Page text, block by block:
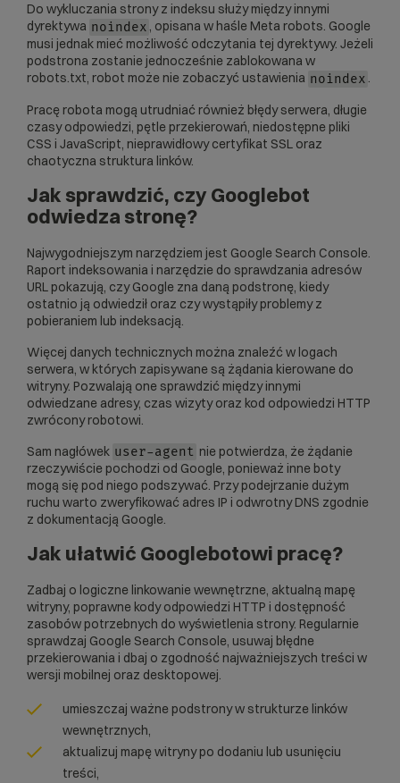
Do wykluczania strony z indeksu służy między innymi
dyrektywa noindex , opisana w haśle Meta robots. Google
musi jednak mieć możliwość odczytania tej dyrektywy. Jeżeli
podstrona zostanie jednocześnie zablokowana w
robots.txt, robot może nie zobaczyć ustawienia noindex .
Pracę robota mogą utrudniać również błędy serwera, długie
czasy odpowiedzi, pętle przekierowań, niedostępne pliki
CSS i JavaScript, nieprawidłowycertyfikat SSL oraz
chaotyczna struktura linków.
Jak sprawdzić, czy Googlebot
odwiedza stronę?
Najwygodniejszym narzędziem jest Google Search Console
Raport indeksowania i narzędzie do sprawdzania adresów
URL pokazują, czy Google zna daną podstronę, kiedy
ostatnio ją odwiedził oraz czy wystąpiły problemy z
pobieraniem lub indeksacją.
Więcej danych technicznych można znaleźć w logach
serwera, w których zapisywane są żądania kierowane do
witryny. Pozwalają one sprawdzić między innymi
odwiedzane adresy, czas wizyty oraz kod odpowiedzi HTTP
zwrócony robotowi.
Sam nagłówek user-agent nie potwierdza, że żądanie
rzeczywiście pochodzi od Google, ponieważ inne boty
mogą się pod niego podszywać. Przy podejrzanie dużym
ruchu warto zweryfikować adres IP i odwrotny DNS zgodnie
z dokumentacją Google.
Jak ułatwić Googlebotowi pracę?
Zadbaj o logiczne linkowanie wewnętrzne, aktualną mapę
witryny, poprawne kody odpowiedzi HTTP i dostępność
zasobów potrzebnych do wyświetlenia strony. Regularnie
sprawdzaj Google Search Console, usuwaj błędne
przekierowania i dbaj o zgodność najważniejszych treści w
wersji mobilnej oraz desktopowej.
umieszczaj ważne podstrony w strukturze linków
wewnętrznych,
aktualizuj mapę witryny po dodaniu lub usunięciu
treści,